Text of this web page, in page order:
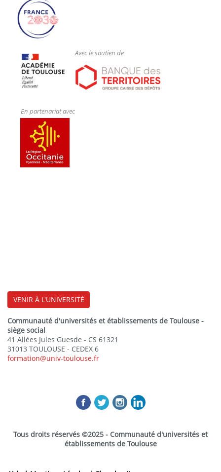
Avec le soutien de
En partenariat avec
VENIR À L'UNIVERSITÉ
Communauté d'universités et établissements de Toulouse -
siège social
41 Allées Jules Guesde - CS 61321
31013 TOULOUSE - CEDEX 6
formation@univ-toulouse.fr
Tous droits réservés ©2025 - Communauté d'universités et
établissements de Toulouse